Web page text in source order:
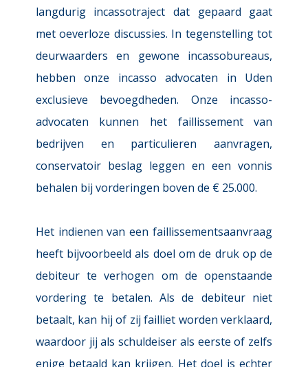
langdurig incassotraject dat gepaard gaat
met oeverloze discussies. In tegenstelling tot
deurwaarders en gewone incassobureaus,
hebben onze incasso advocaten in Uden
exclusieve bevoegdheden. Onze
incasso-
advocaten kunnen het faillissement van
bedrijven en particulieren aanvragen,
conservatoir beslag leggen en een vonnis
behalen bij vorderingen boven de € 25.000.
Het indienen van een faillissementsaanvraag
heeft bijvoorbeeld als doel om de druk op de
debiteur te verhogen om de openstaande
vordering te betalen. Als de debiteur niet
betaalt, kan hij of zij failliet worden verklaard,
waardoor jij als schuldeiser als eerste of zelfs
enige betaald kan krijgen. Het doel is echter